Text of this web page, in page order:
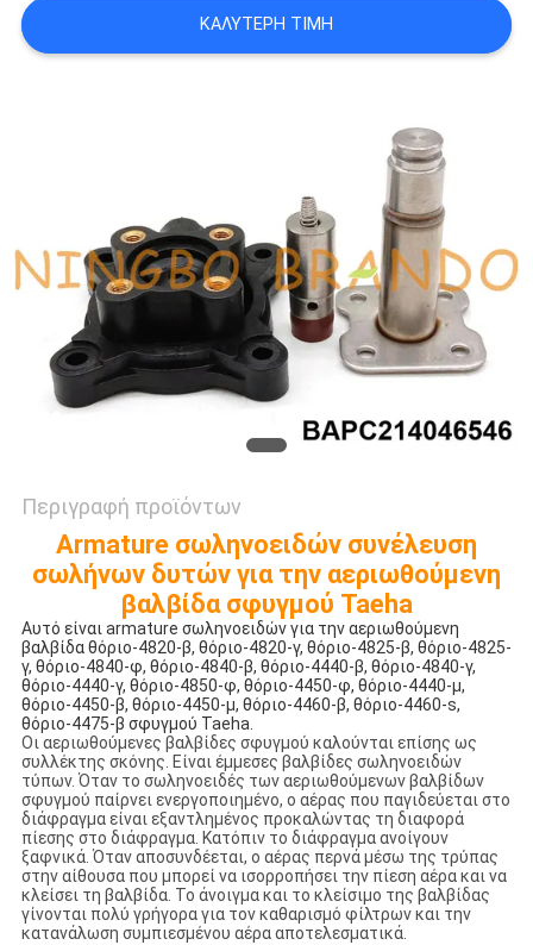
SITEMAP
ΚΑΛΎΤΕΡΗ ΤΙΜΉ
Περιγραφή προϊόντων
Armature σωληνοειδών συνέλευση
σωλήνων δυτών για την αεριωθούμενη
βαλβίδα σφυγμού Taeha
Αυτό είναι armature σωληνοειδών για την αεριωθούμενη
βαλβίδα θόριο-4820-β, θόριο-4820-γ, θόριο-4825-β, θόριο-4825-
γ, θόριο-4840-φ, θόριο-4840-β, θόριο-4440-β, θόριο-4840-γ,
θόριο-4440-γ, θόριο-4850-φ, θόριο-4450-φ, θόριο-4440-μ,
θόριο-4450-β, θόριο-4450-μ, θόριο-4460-β, θόριο-4460-s,
θόριο-4475-β σφυγμού Taeha.
Οι αεριωθούμενες βαλβίδες σφυγμού καλούνται επίσης ως
συλλέκτης σκόνης. Είναι έμμεσες βαλβίδες σωληνοειδών
τύπων. Όταν το σωληνοειδές των αεριωθούμενων βαλβίδων
σφυγμού παίρνει ενεργοποιημένο, ο αέρας που παγιδεύεται στο
διάφραγμα είναι εξαντλημένος προκαλώντας τη διαφορά
πίεσης στο διάφραγμα. Κατόπιν το διάφραγμα ανοίγουν
ξαφνικά. Όταν αποσυνδέεται, ο αέρας περνά μέσω της τρύπας
στην αίθουσα που μπορεί να ισορροπήσει την πίεση αέρα και να
κλείσει τη βαλβίδα. Το άνοιγμα και το κλείσιμο της βαλβίδας
γίνονται πολύ γρήγορα για τον καθαρισμό φίλτρων και την
κατανάλωση συμπιεσμένου αέρα αποτελεσματικά.